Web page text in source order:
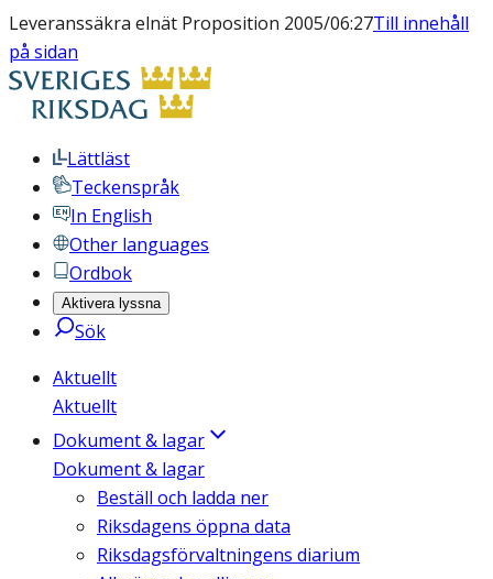
Leveranssäkra elnät Proposition 2005/06:27Till innehåll
på sidan
Lättläst
Teckenspråk
In English
Other languages
Ordbok
Aktivera lyssna
Sök
Aktuellt
Aktuellt
Dokument & lagar
Dokument & lagar
Beställ och ladda ner
Riksdagens öppna data
Riksdagsförvaltningens diarium